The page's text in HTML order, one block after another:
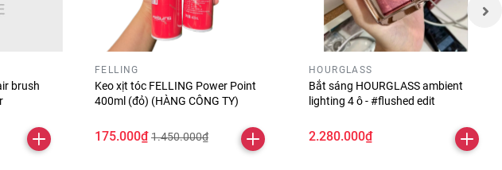
brush
FELLING
Keo xịt tóc FELLING Power Point
400ml (đỏ) (HÀNG CÔNG TY)
175.000₫ 1.450.000₫
HOURGLASS
Bắt sáng HOURGLASS ambient
lighting 4 ô - #flushed edit
2.280.000₫